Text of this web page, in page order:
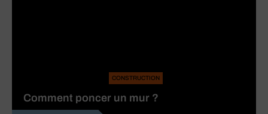
CONSTRUCTION
Comment poncer un mur ?